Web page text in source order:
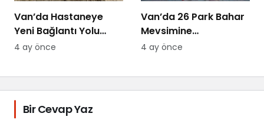
Van’da Hastaneye
Yeni Bağlantı Yolu
Yapılıyor
4 ay önce
Van’da 26 Park Bahar
Mevsimine
Hazırlanıyor
4 ay önce
Bir Cevap Yaz